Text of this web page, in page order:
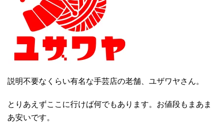
説明不要なくらい有名な手芸店の老舗、ユザワヤさん。
とりあえずここに行けば何でもあります。お値段もまあま
あ安いです。